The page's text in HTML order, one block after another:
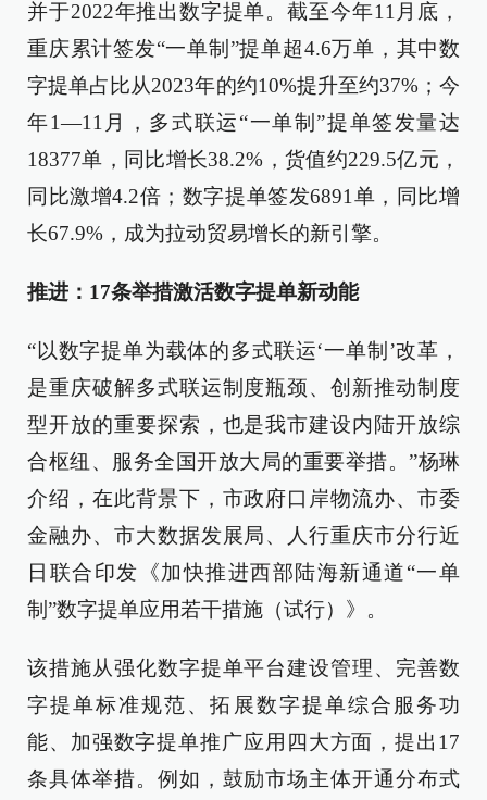
并于2022年推出数字提单。截至今年11月底，
重庆累计签发“一单制”提单超4.6万单，其中数
字提单占比从2023年的约10%提升至约37%；今
年1—11月，多式联运“一单制”提单签发量达
18377单，同比增长38.2%，货值约229.5亿元，
同比激增4.2倍；数字提单签发6891单，同比增
长67.9%，成为拉动贸易增长的新引擎。
推进：17条举措激活数字提单新动能
“以数字提单为载体的多式联运‘一单制’改革，
是重庆破解多式联运制度瓶颈、创新推动制度
型开放的重要探索，也是我市建设内陆开放综
合枢纽、服务全国开放大局的重要举措。”杨琳
介绍，在此背景下，市政府口岸物流办、市委
金融办、市大数据发展局、人行重庆市分行近
日联合印发《加快推进西部陆海新通道“一单
制”数字提单应用若干措施（试行）》。
该措施从强化数字提单平台建设管理、完善数
字提单标准规范、拓展数字提单综合服务功
能、加强数字提单推广应用四大方面，提出17
条具体举措。例如，鼓励市场主体开通分布式